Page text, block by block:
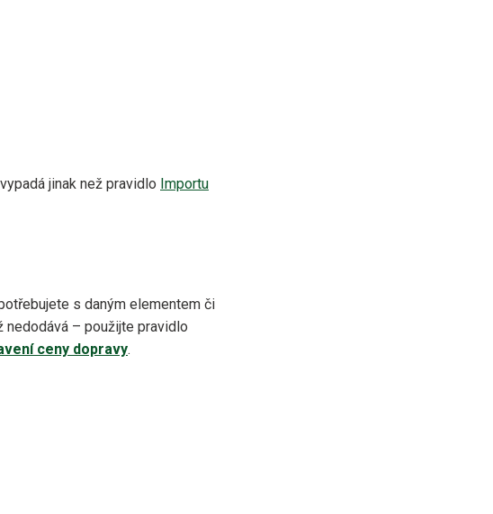
vypadá jinak než pravidlo Importu
s daným elementem či
nedodává – použijte pravidlo
ceny dopravy.